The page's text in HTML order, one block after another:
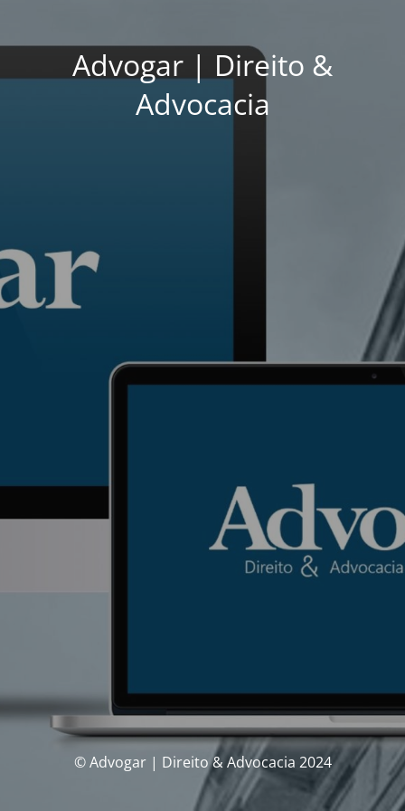
Advogar | Direito &
Advocacia
© Advogar | Direito & Advocacia 2024